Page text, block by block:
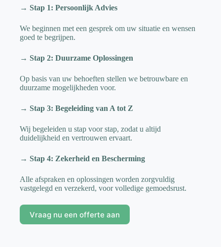
→ Stap 1: Persoonlijk Advies
We beginnen met een gesprek om uw situatie en wensen
goed te begrijpen.
→ Stap 2: Duurzame Oplossingen
Op basis van uw behoeften stellen we betrouwbare en
duurzame mogelijkheden voor.
→ Stap 3: Begeleiding van A tot Z
Wij begeleiden u stap voor stap, zodat u altijd
duidelijkheid en vertrouwen ervaart.
→ Stap 4: Zekerheid en Bescherming
Alle afspraken en oplossingen worden zorgvuldig
vastgelegd en verzekerd, voor volledige gemoedsrust.
Vraag nu een offerte aan